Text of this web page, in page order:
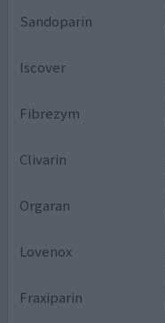
Sandoparin
Iscover
Fibrezym
Clivarin
Orgaran
Lovenox
Fraxiparin